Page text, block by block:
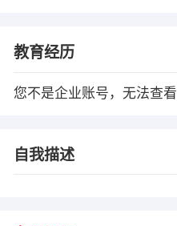
教育经历
您不是企业账号，无法查看
自我描述